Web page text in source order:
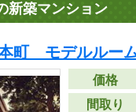
新築マンション
本町 モデルルー
価格
間取り